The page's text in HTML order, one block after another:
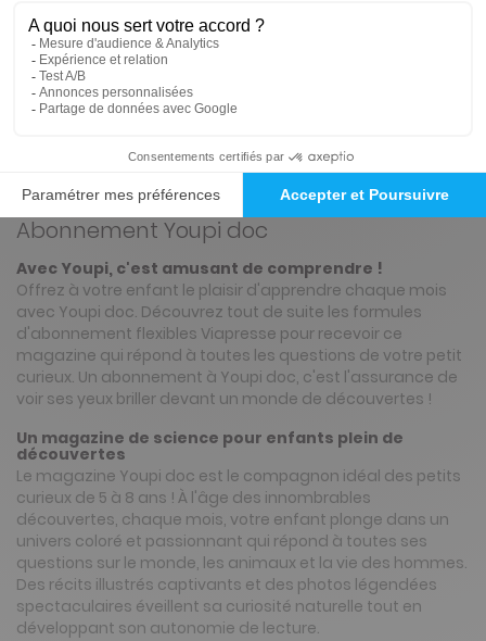
ℹ️Note : les codes promotionnels ne sont pas
valables sur ce titre.
Présentation du magazine Youpi doc
Abonnement Youpi doc
Avec Youpi, c'est amusant de comprendre !
Offrez à votre enfant le plaisir d'apprendre chaque mois
avec Youpi doc. Découvrez tout de suite les formules
d'abonnement flexibles Viapresse pour recevoir ce
magazine qui répond à toutes les questions de votre petit
curieux. Un abonnement à Youpi doc, c'est l'assurance de
voir ses yeux briller devant un monde de découvertes !
Un magazine de science pour enfants plein de
découvertes
Le magazine Youpi doc est le compagnon idéal des petits
curieux de 5 à 8 ans ! À l'âge des innombrables
découvertes, chaque mois, votre enfant plonge dans un
univers coloré et passionnant qui répond à toutes ses
questions sur le monde, les animaux et la vie des hommes.
Des récits illustrés captivants et des photos légendées
spectaculaires éveillent sa curiosité naturelle tout en
développant son autonomie de lecture.